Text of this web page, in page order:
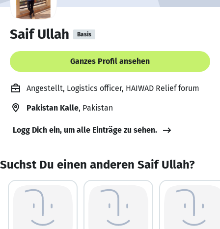
Saif Ullah Basis
Ganzes Profil ansehen
Angestellt, Logistics officer, HAIWAD Relief forum
Pakistan Kalle, Pakistan
Logg Dich ein, um alle Einträge zu sehen.
Suchst Du einen anderen Saif Ullah?